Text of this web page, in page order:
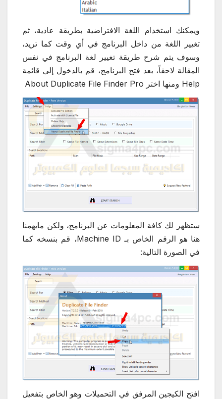
ويمكنك استخدام اللغة الافتراضية بطريقة عادية، ثم
تغيير اللغة من داخل البرنامج في أي وقت كما تريد،
وسوف يتم شرح طريقة تغيير لغة البرنامج في نفس
المقالة لاحقاً، بعد فتح البرنامج، قم بالدخول إلى قائمة
Help ومنها اختر About Duplicate File Finder Pro
ستظهر لك كافة المعلومات عن البرنامج، ولكن مايهمنا
هنا هو الرقم الخاص بـ Machine ID، قم بنسخه كما
في الصورة التالية:
افتح الكيجين المرفق في التحميلات وهو الخاص بتفعيل